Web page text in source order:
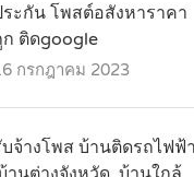
ะกัน โพสต์อสังหาราคา
ติดgoogle
กรกฎาคม 2023
จ้างโพส บ้านติดรถไฟฟ้า